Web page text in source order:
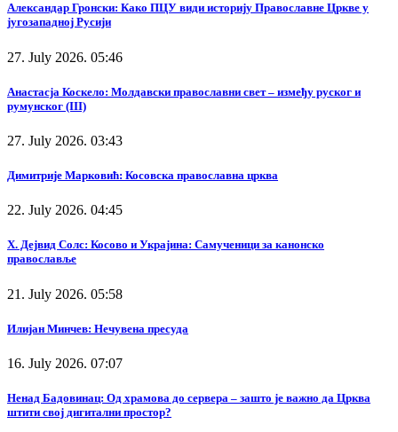
Александар Гронски: Како ПЦУ види историју Православне Цркве у
југозападној Русији
27. July 2026. 05:46
Анастасја Коскело: Молдавски православни свет – између руског и
румунског (III)
27. July 2026. 03:43
Димитрије Марковић: Косовска православна црква
22. July 2026. 04:45
Х. Дејвид Солс: Косово и Украјина: Самученици за канонско
православље
21. July 2026. 05:58
Илијан Минчев: Нечувена пресуда
16. July 2026. 07:07
Ненад Бадовинац: Од храмова до сервера – зашто је важно да Црква
штити свој дигитални простор?